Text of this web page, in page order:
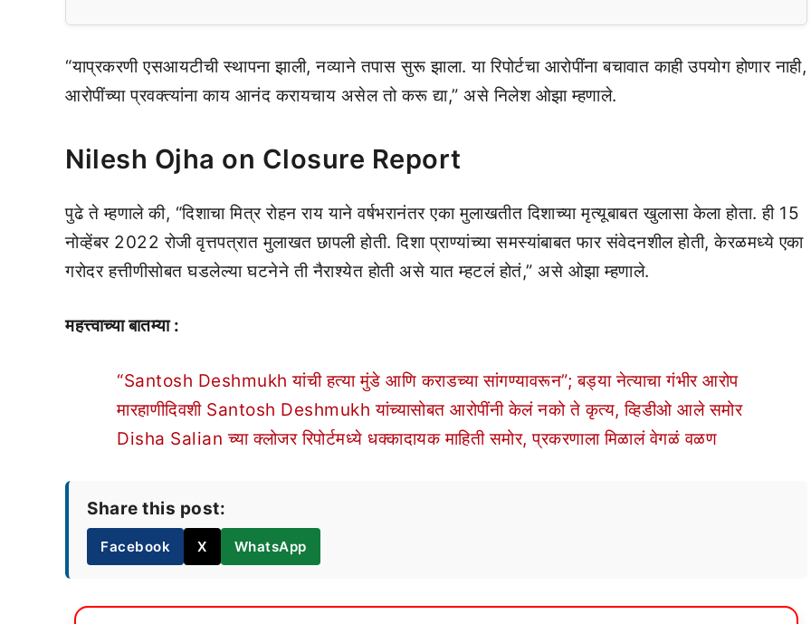
“याप्रकरणी एसआयटीची स्थापना झाली, नव्याने तपास सुरू झाला. या रिपोर्टचा आरोपींना बचावात काही उपयोग होणार नाही,
आरोपींच्या प्रवक्त्यांना काय आनंद करायचाय असेल तो करू द्या,” असे निलेश ओझा म्हणाले.
Nilesh Ojha on Closure Report
पुढे ते म्हणाले की, “दिशाचा मित्र रोहन राय याने वर्षभरानंतर एका मुलाखतीत दिशाच्या मृत्यूबाबत खुलासा केला होता. ही 15
नोव्हेंबर 2022 रोजी वृत्तपत्रात मुलाखत छापली होती. दिशा प्राण्यांच्या समस्यांबाबत फार संवेदनशील होती, केरळमध्ये एका
गरोदर हत्तीणीसोबत घडलेल्या घटनेने ती नैराश्येत होती असे यात म्हटलं होतं,” असे ओझा म्हणाले.
महत्त्वाच्या बातम्या :
“Santosh Deshmukh यांची हत्या मुंडे आणि कराडच्या सांगण्यावरून”; बड्या नेत्याचा गंभीर आरोप
मारहाणीदिवशी Santosh Deshmukh यांच्यासोबत आरोपींनी केलं नको ते कृत्य, व्हिडीओ आले समोर
Disha Salian च्या क्लोजर रिपोर्टमध्ये धक्कादायक माहिती समोर, प्रकरणाला मिळालं वेगळं वळण
Share this post:
Facebook X WhatsApp